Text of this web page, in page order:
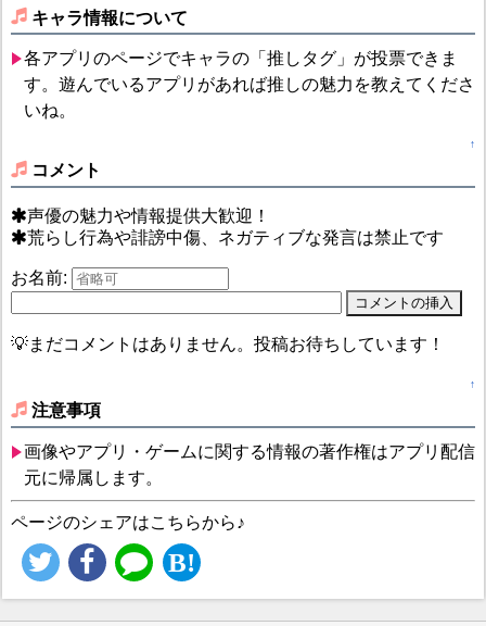
キャラ情報について
各アプリのページでキャラの「推しタグ」が投票できま
す。遊んでいるアプリがあれば推しの魅力を教えてくださ
いね。
↑
コメント
声優の魅力や情報提供大歓迎！
荒らし行為や誹謗中傷、ネガティブな発言は禁止です
お名前:
💡まだコメントはありません。投稿お待ちしています！
↑
注意事項
画像やアプリ・ゲームに関する情報の著作権はアプリ配信
元に帰属します。
ページのシェアはこちらから♪